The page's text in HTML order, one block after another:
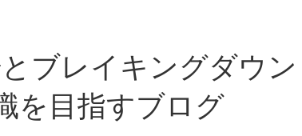
ブレイキングダウ
を目指すブログ